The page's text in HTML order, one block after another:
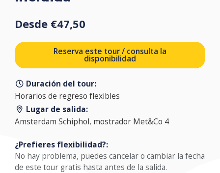
Desde €47,50
Reserva este tour / consulta la
disponibilidad
Duración del tour:
Horarios de regreso flexibles
Lugar de salida:
Amsterdam Schiphol, mostrador Met&Co 4
¿Prefieres flexibilidad?:
No hay problema, puedes cancelar o cambiar la fecha
de este tour gratis hasta antes de la salida.